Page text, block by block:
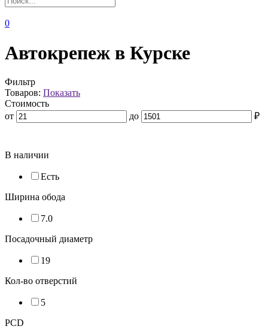
0
Автокрепеж в Курске
Фильтр
Товаров: Показать
Стоимость
от
до ₽
В наличии
Есть
Ширина обода
7.0
Посадочный диаметр
19
Кол-во отверстий
5
PCD